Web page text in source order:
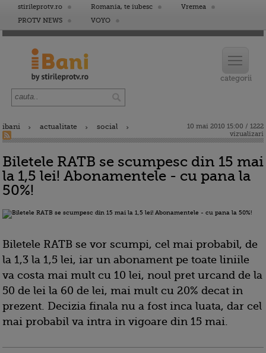
stirileprotv.ro Romania, te iubesc
Vremea
PROTV NEWS
VOYO
ibani actualitate social
10 mai 2010 15:00 / 1222
vizualizari
Biletele RATB se scumpesc din 15 mai
la 1,5 lei! Abonamentele - cu pana la
50%!
Biletele RATB se vor scumpi, cel mai probabil, de
la 1,3 la 1,5 lei, iar un abonament pe toate liniile
va costa mai mult cu 10 lei, noul pret urcand de la
50 de lei la 60 de lei, mai mult cu 20% decat in
prezent. Decizia finala nu a fost inca luata, dar cel
mai probabil va intra in vigoare din 15 mai.